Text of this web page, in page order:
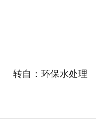
转自：环保水处理